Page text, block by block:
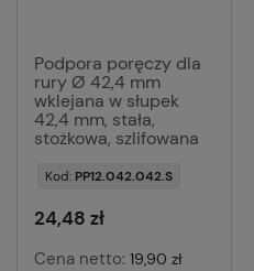
Podpora poręczy dla
rury Ø 42,4 mm
wklejana w słupek
42,4 mm, stała,
stożkowa, szlifowana
Kod: PP12.042.042.S
24,48 zł
Cena netto:19,90 zł